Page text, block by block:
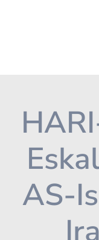
AS-